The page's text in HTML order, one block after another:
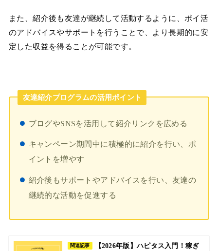
また、紹介後も友達が継続して活動するように、ポイ活
のアドバイスやサポートを行うことで、より長期的に安
定した収益を得ることが可能です。
友達紹介プログラムの活用ポイント
ブログやSNSを活用して紹介リンクを広める
キャンペーン期間中に積極的に紹介を行い、ポ
イントを増やす
紹介後もサポートやアドバイスを行い、友達の
継続的な活動を促進する
関連記事
【2026年版】ハピタス入門！稼ぎ